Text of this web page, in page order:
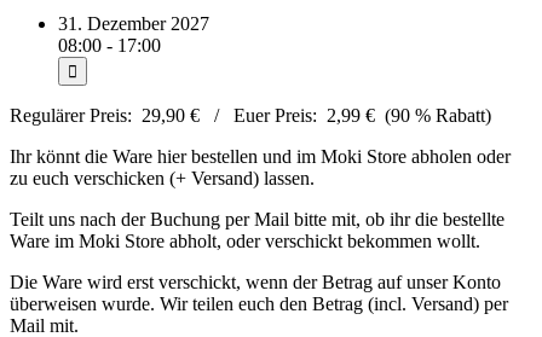
31. Dezember 2027
08:00 - 17:00
Regulärer Preis: 29,90 € / Euer Preis: 2,99 € (90 % Rabatt)
Ihr könnt die Ware hier bestellen und im Moki Store abholen oder
zu euch verschicken (+ Versand) lassen.
Teilt uns nach der Buchung per Mail bitte mit, ob ihr die bestellte
Ware im Moki Store abholt, oder verschickt bekommen wollt.
Die Ware wird erst verschickt, wenn der Betrag auf unser Konto
überweisen wurde. Wir teilen euch den Betrag (incl. Versand) per
Mail mit.